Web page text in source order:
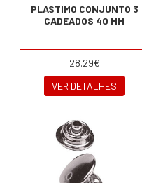
PLASTIMO CONJUNTO 3
CADEADOS 40 MM
28.29€
VER DETALHES